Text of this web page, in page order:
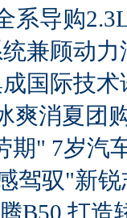
系导购
兼顾动
国际技
爽消夏团
期" 7岁汽
驾驭"新
B50 打造